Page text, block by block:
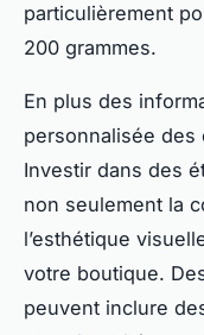
particulièrement
200 grammes.
En plus des
personnalisée des
Investir dans des
non seulement la
l’esthétique
votre boutique.
peuvent inclure